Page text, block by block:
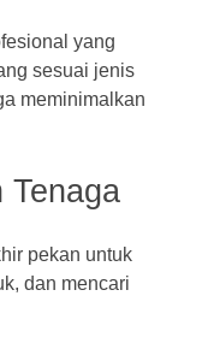
yang
sesuai jenis
meminimalkan
Tenaga
pekan untuk
dan mencari